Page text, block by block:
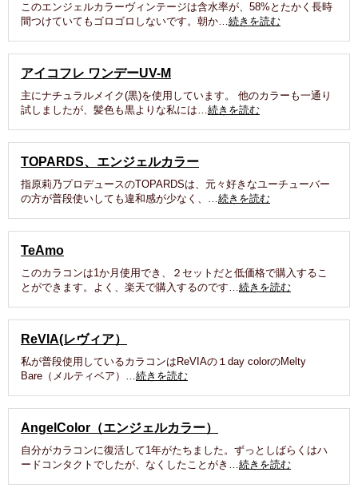
このエンジェルカラーヴィンテージは含水率が、58%とたかく長時
間つけていてもゴロゴロしないです。朝か…続きを読む
アイコフレ ワンデーUV-M
主にナチュラルメイク(黒)を使用しています。 他のカラーも一通り
試しましたが、髪色も黒よりな私には…続きを読む
TOPARDS、エンジェルカラー
指原莉乃プロデュースのTOPARDSは、元々好きなユーチューバー
の方が普段使いしても違和感が少なく、…続きを読む
TeAmo
このカラコンは1か月使用でき、２セットだと低価格で購入するこ
とができます。よく、楽天で購入するのです…続きを読む
ReVIA(レヴィア）
私が普段使用しているカラコンはReVIAの１day colorのMelty
Bare（メルティベア）…続きを読む
AngelColor（エンジェルカラー）
自分がカラコンに復活して1年がたちました。ずっとしばらくはハ
ードコンタクトでしたが、なくしたことがき…続きを読む